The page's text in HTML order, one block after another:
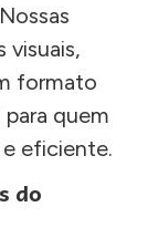
visuais,
formato
quem
eficiente.
do